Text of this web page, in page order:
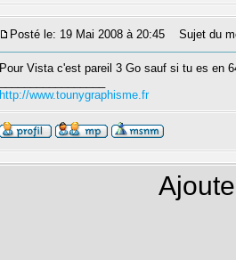
Posté le: 19 Mai 2008 à 20:45 Sujet du
Pour Vista c'est pareil 3 Go sauf si tu es en
http://www.tounygraphisme.fr